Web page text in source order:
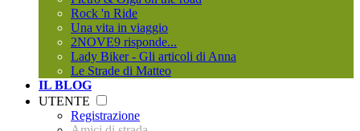
Rock 'n Ride
Una vita in viaggio
2NOVE9 risponde...
Lady Biker - Gli articoli di Anna
Le Strade di Matteo
IL BLOG
UTENTE
Registrazione